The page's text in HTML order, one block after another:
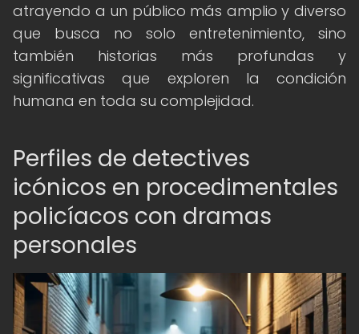
atrayendo a un público más amplio y diverso
que busca no solo entretenimiento, sino
también historias más profundas y
significativas que exploren la condición
humana en toda su complejidad.
Perfiles de detectives
icónicos en procedimentales
policíacos con dramas
personales